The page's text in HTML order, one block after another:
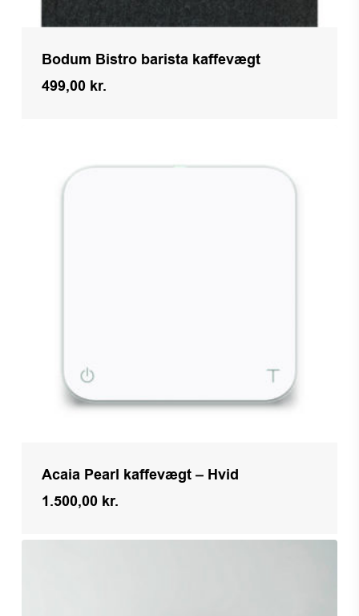
Bodum Bistro barista kaffevægt
499,00 kr.
Acaia Pearl kaffevægt – Hvid
1.500,00 kr.